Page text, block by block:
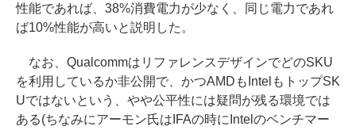
性能であれば、38%消費電力が少なく、同じ電力であれ
ば10%性能が高いと説明した。
なお、QualcommはリファレンスデザインでどのSKU
を利用しているか非公開で、かつAMDもIntelもトップSK
Uではないという、やや公平性には疑問が残る環境では
ある(ちなみにアーモン氏はIFAの時にIntelのベンチマー